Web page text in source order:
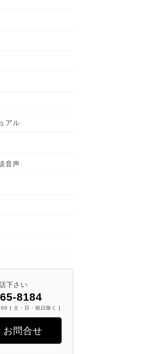
アル
音声
下さい
8184
[ 土・日・祝日除く ]
お問合せ